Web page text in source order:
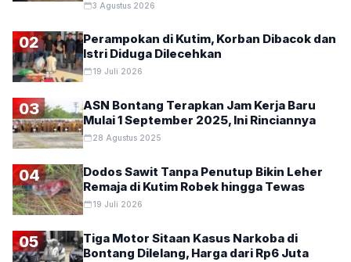
3 Agustus 2026
02
Perampokan di Kutim, Korban Dibacok dan
Istri Diduga Dilecehkan
19 Juli 2026
03
ASN Bontang Terapkan Jam Kerja Baru
Mulai 1 September 2025, Ini Rinciannya
28 Agustus 2025
04
Dodos Sawit Tanpa Penutup Bikin Leher
Remaja di Kutim Robek hingga Tewas
19 Juli 2026
05
Tiga Motor Sitaan Kasus Narkoba di
Bontang Dilelang, Harga dari Rp6 Juta